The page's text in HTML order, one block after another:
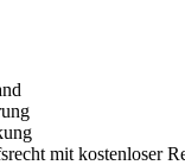
mit kostenloser